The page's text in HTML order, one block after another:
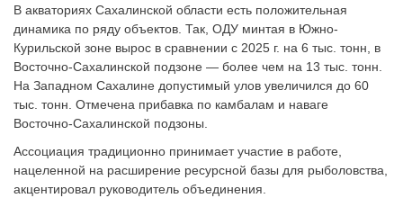
В акваториях Сахалинской области есть положительная
динамика по ряду объектов. Так, ОДУ минтая в Южно-
Курильской зоне вырос в сравнении с 2025 г. на 6 тыс. тонн, в
Восточно-Сахалинской подзоне — более чем на 13 тыс. тонн.
На Западном Сахалине допустимый улов увеличился до 60
тыс. тонн. Отмечена прибавка по камбалам и наваге
Восточно-Сахалинской подзоны.
Ассоциация традиционно принимает участие в работе,
нацеленной на расширение ресурсной базы для рыболовства,
акцентировал руководитель объединения.